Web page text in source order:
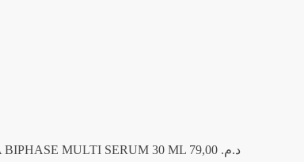
MULTI SERUM 30 ML د.م.